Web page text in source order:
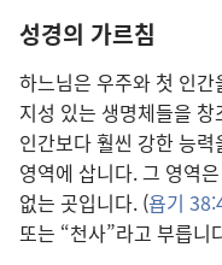
성경의 가르침
하느님은 우주와 첫 인
지성 있는 생명체들을
인간보다 훨씬 강한 능
영역에 삽니다. 그 영역
없는 곳입니다. (욥기
또는 “천사”라고 부릅